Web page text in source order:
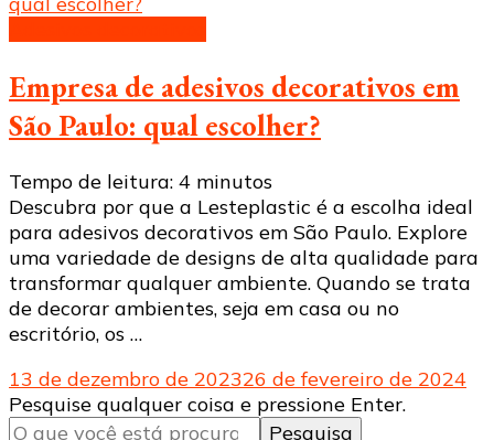
Empresa de adesivos decorativos em
São Paulo: qual escolher?
Tempo de leitura: 4 minutos
Descubra por que a Lesteplastic é a escolha ideal
para adesivos decorativos em São Paulo. Explore
uma variedade de designs de alta qualidade para
transformar qualquer ambiente. Quando se trata
de decorar ambientes, seja em casa ou no
escritório, os …
13 de dezembro de 202326 de fevereiro de 2024
Procurando
algo?
Pesquise qualquer coisa e pressione Enter.